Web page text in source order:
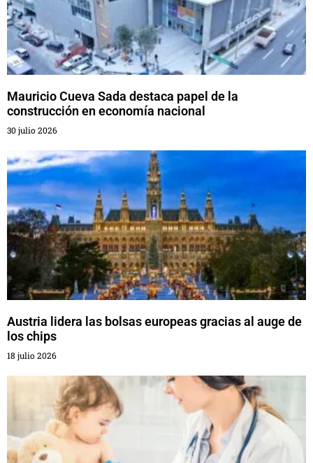
Mauricio Cueva Sada destaca papel de la
construcción en economía nacional
30 julio 2026
Austria lidera las bolsas europeas gracias al auge de
los chips
18 julio 2026